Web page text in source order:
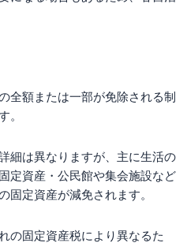
全額または一部が免除される制
。
細は異なりますが、主に生活の
定資産・公民館や集会施設など
固定資産が減免されます。
の固定資産税により異なるた